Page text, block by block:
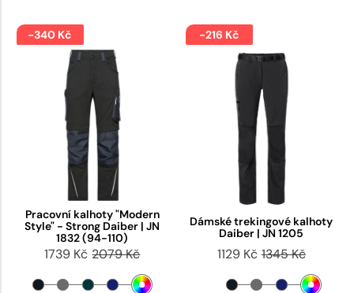
-340 Kč
Pracovní kalhoty "Modern
Style" - Strong Daiber | JN
1832 (94-110)
1739 Kč 2079 Kč
-216 Kč
Dámské trekingové kalhoty
Daiber | JN 1205
1129 Kč 1345 Kč